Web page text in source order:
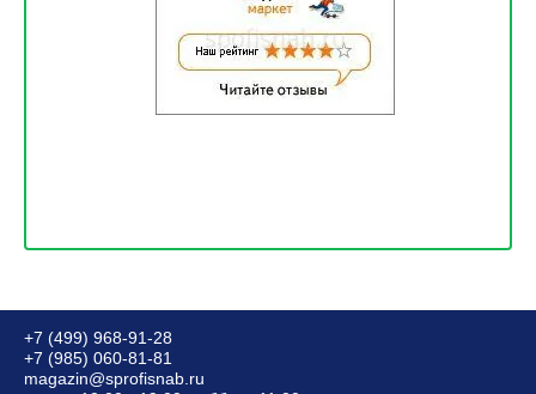
+7 (499) 968-91-28
+7 (985) 060-81-81
magazin@sprofisnab.ru